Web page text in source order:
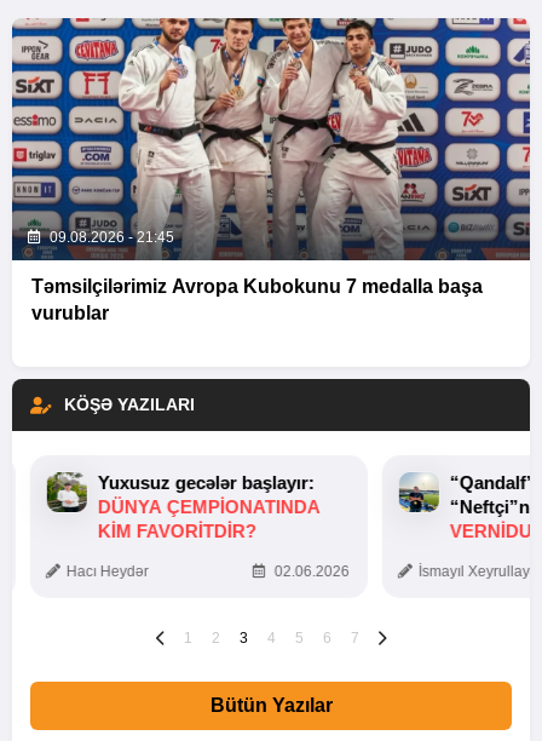
09.08.2026 - 21:45
Təmsilçilərimiz Avropa Kubokunu 7 medalla başa
vurublar
KÖŞƏ YAZILARI
Yuxusuz gecələr başlayır:
DÜNYA ÇEMPIONATINDA
KIM FAVORITDIR?
Hacı Heydər 02.06.2026 İsmayıl
1 2 3 4 5 6 7
Bütün Yazılar